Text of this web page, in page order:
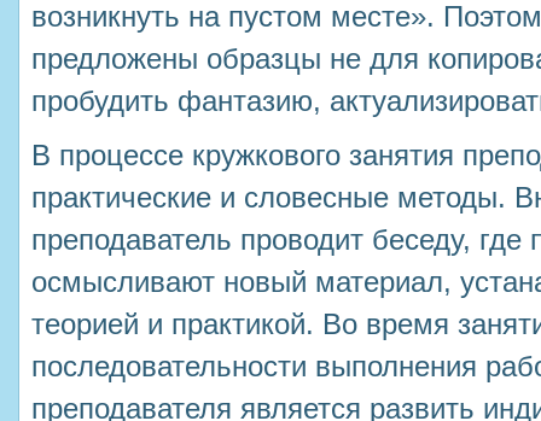
возникнуть на пустом месте».
предложены образцы не для
пробудить фантазию,
В процессе кружкового занятия
практические и словесные методы.
преподаватель проводит беседу, где
осмысливают новый материал,
теорией и практикой. Во время
последовательности выполнения
преподавателя является развить